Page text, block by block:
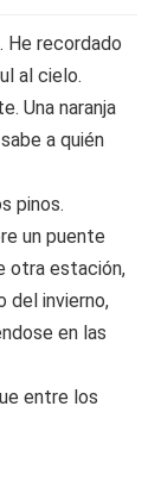
He recordado
al cielo.
Una naranja
a quién
pinos.
un puente
otra estación,
del invierno,
en las
entre los